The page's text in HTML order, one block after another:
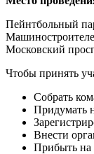
Пейнтбольный
Московский
Чтобы принять
Собрать
Придумать
Внести
Прибыть на